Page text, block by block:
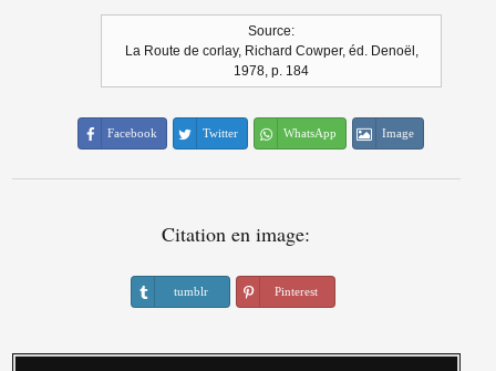
Source:
La Route de corlay, Richard Cowper, éd. Denoël,
1978, p. 184
Facebook Twitter WhatsApp Image
Citation en image:
tumblr Pinterest